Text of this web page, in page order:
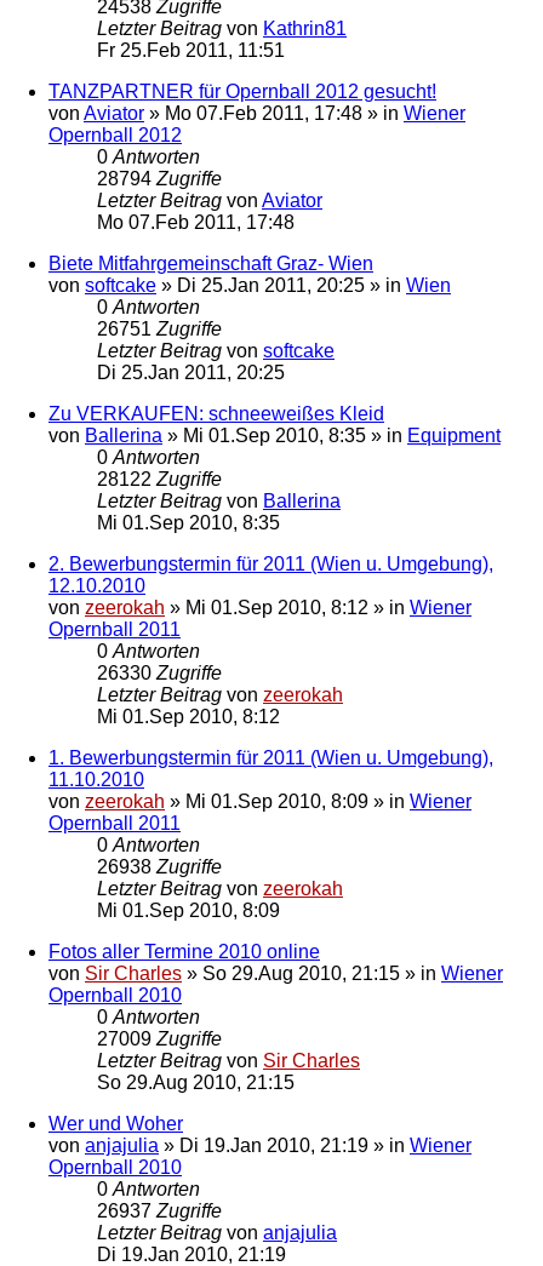
24538 Zugriffe
Letzter Beitrag von Kathrin81
Fr 25.Feb 2011, 11:51
TANZPARTNER für Opernball 2012 gesucht!
von Aviator » Mo 07.Feb 2011, 17:48 » in Wiener
Opernball 2012
0 Antworten
28794 Zugriffe
Letzter Beitrag von Aviator
Mo 07.Feb 2011, 17:48
Biete Mitfahrgemeinschaft Graz- Wien
von softcake » Di 25.Jan 2011, 20:25 » in Wien
0 Antworten
26751 Zugriffe
Letzter Beitrag von softcake
Di 25.Jan 2011, 20:25
Zu VERKAUFEN: schneeweißes Kleid
von Ballerina » Mi 01.Sep 2010, 8:35 » in Equipment
0 Antworten
28122 Zugriffe
Letzter Beitrag von Ballerina
Mi 01.Sep 2010, 8:35
2. Bewerbungstermin für 2011 (Wien u. Umgebung),
12.10.2010
von zeerokah » Mi 01.Sep 2010, 8:12 » in Wiener
Opernball 2011
0 Antworten
26330 Zugriffe
Letzter Beitrag von zeerokah
Mi 01.Sep 2010, 8:12
1. Bewerbungstermin für 2011 (Wien u. Umgebung),
11.10.2010
von zeerokah » Mi 01.Sep 2010, 8:09 » in Wiener
Opernball 2011
0 Antworten
26938 Zugriffe
Letzter Beitrag von zeerokah
Mi 01.Sep 2010, 8:09
Fotos aller Termine 2010 online
von Sir Charles » So 29.Aug 2010, 21:15 » in Wiener
Opernball 2010
0 Antworten
27009 Zugriffe
Letzter Beitrag von Sir Charles
So 29.Aug 2010, 21:15
Wer und Woher
von anjajulia » Di 19.Jan 2010, 21:19 » in Wiener
Opernball 2010
0 Antworten
26937 Zugriffe
Letzter Beitrag von anjajulia
Di 19.Jan 2010, 21:19